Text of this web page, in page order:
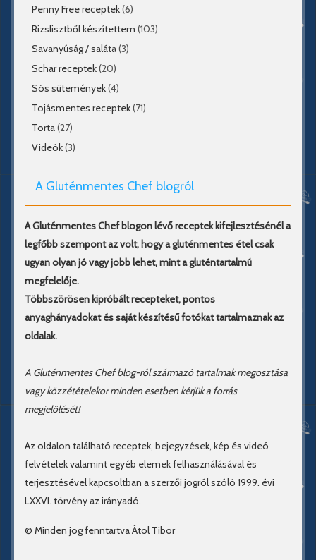
Penny Free receptek(6)
Rizslisztből készítettem (103)
Savanyúság / saláta(3)
Schar receptek(20)
Sós sütemények(4)
Tojásmentes receptek(71)
Torta(27)
Videók(3)
A Gluténmentes Chef blogról
A Gluténmentes Chef blogon lévő receptek kifejlesztésénél a
legfőbb szempont az volt, hogy a gluténmentes étel csak
ugyan olyan jó vagy jobb lehet, mint a gluténtartalmú
megfelelője.
Többszörösen kipróbált recepteket, pontos
anyaghányadokat és saját készítésű fotókat tartalmaznak az
oldalak.
A Gluténmentes Chef blog-ról származó tartalmak megosztása
vagy közzétételekor minden esetben kérjük a forrás
megjelölését!
Az oldalon található receptek, bejegyzések, kép és videó
felvételek valamint egyéb elemek felhasználásával és
terjesztésével kapcsoltban a szerzői jogról szóló 1999. évi
LXXVI. törvény az irányadó.
© Minden jog fenntartva Átol Tibor